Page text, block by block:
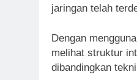
jaringan telah
Dengan
melihat struktur
dibandingkan